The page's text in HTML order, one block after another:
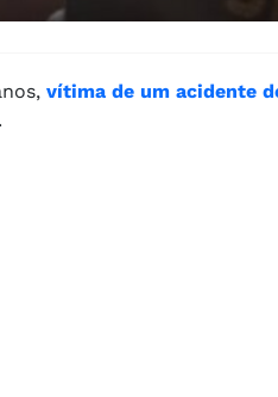
vítima de um acidente